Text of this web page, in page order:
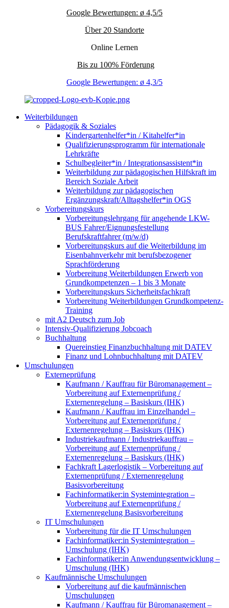
Google Bewertungen: ø 4,5/5
Über 20 Standorte
Online Lernen
Bis zu 100% Förderung
Google Bewertungen: ø 4,3/5
Weiterbildungen
Pädagogik & Soziales
Kindergartenhelfer*in / Kitahelfer*in
Qualifizierungsprogramm für internationale
Lehrkräfte
Schulbegleiter*in / Integrationsassistent*in
Weiterbildung zur pädagogischen Hilfskraft im
Bereich Soziale Arbeit
Weiterbildung zur pädagogischen
Ergänzungskraft/Alltagshelfer*in OGS
Vorbereitungskurs
Vorbereitungslehrgang für angehende LKW-
BUS Fahrer/Eignungsfestellung
Berufskraftfahrer (m/w/d)
Vorbereitungskurs auf die Weiterbildung im
Eisenbahnverkehr mit berufsbezogener
Sprachförderung
Vorbereitung Weiterbildungen Erwerb von
Grundkompetenzen – 1 bis 3 Monate
Vorbereitungskurs Sicherheitsfachkraft
Vorbereitung Weiterbildungen Grundkompetenz-
Training
mit A2 Deutsch zum Job
Intensiv-Qualifizierung Jobcoach
Buchhaltung
Quereinstieg Finanzbuchhaltung mit DATEV
Finanz und Lohnbuchhaltung mit DATEV
Umschulungen
Externeprüfung
Kaufmann / Kauffrau für Büromanagement –
Vorbereitung auf Externenprüfung /
Externenregelung – Basiskurs (IHK)
Kaufmann / Kauffrau im Einzelhandel –
Vorbereitung auf Externenprüfung /
Externenregelung – Basiskurs (IHK)
Industriekaufmann / Industriekauffrau –
Vorbereitung auf Externenprüfung /
Externenregelung – Basiskurs (IHK)
Fachkraft Lagerlogistik – Vorbereitung auf
Externenprüfung / Externenregelung
Basisvorbereitung
Fachinformatiker:in Systemintegration –
Vorbereitung auf Externenprüfung /
Externenregelung Basisvorbereitung
IT Umschulungen
Vorbereitung für die IT Umschulungen
Fachinformatiker:in Systemintegration –
Umschulung (IHK)
Fachinformatiker:in Anwendungsentwicklung –
Umschulung (IHK)
Kaufmännische Umschulungen
Vorbereitung auf die kaufmännischen
Umschulungen
Kaufmann / Kauffrau für Büromanagement –